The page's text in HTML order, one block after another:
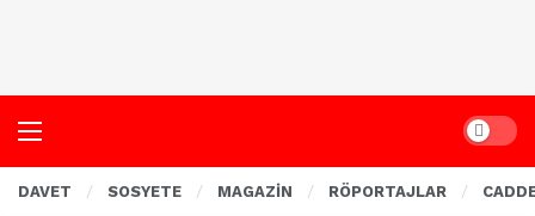
Dark
DAVET SOSYETE MAGAZİN RÖPORTAJLAR